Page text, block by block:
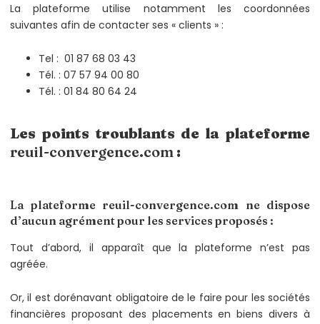
La plateforme utilise notamment les coordonnées
suivantes afin de contacter ses « clients » :
Tel : 01 87 68 03 43
Tél. : 07 57 94 00 80
Tél. : 01 84 80 64 24
Les points troublants de la plateforme
reuil-convergence.com :
La plateforme reuil-convergence.com ne dispose
d’aucun agrément pour les services proposés :
Tout d’abord, il apparaît que la plateforme n’est pas
agréée.
Or, il est dorénavant obligatoire de le faire pour les sociétés
financières proposant des placements en biens divers à